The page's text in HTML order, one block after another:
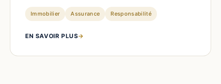
Immobilier Assurance Responsabilité
EN SAVOIR PLUS→